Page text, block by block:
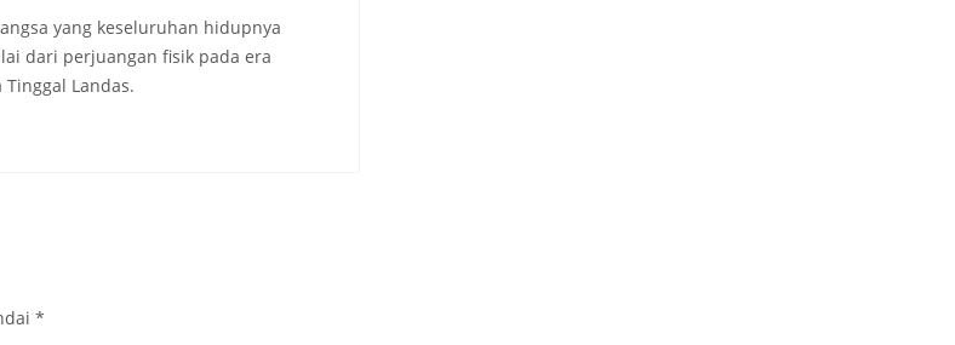
yang keseluruhan hidupnya
dari perjuangan fisik pada era
Landas.
*